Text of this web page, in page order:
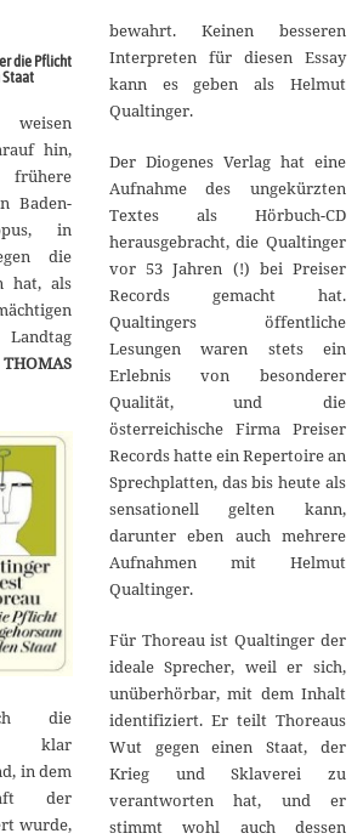
ä
z
2
0
1
die Pflicht
Staat
hin,
Baden-
in
die
hat, als
THOMAS
die
klar
in dem
der
wurde,
bewahrt. Keinen besseren
Interpreten für diesen Essay
kann es geben als Helmut
Qualtinger.
Der Diogenes Verlag hat eine
Aufnahme des ungekürzten
Textes als Hörbuch-CD
herausgebracht, die Qualtinger
vor 53 Jahren (!) bei Preiser
Records gemacht hat.
Qualtingers öffentliche
Lesungen waren stets ein
Erlebnis von besonderer
Qualität, und die
österreichische Firma Preiser
Records hatte ein Repertoire an
Sprechplatten, das bis heute als
sensationell gelten kann,
darunter eben auch mehrere
Aufnahmen mit Helmut
Qualtinger.
Für Thoreau ist Qualtinger der
ideale Sprecher, weil er sich,
unüberhörbar, mit dem Inhalt
identifiziert. Er teilt Thoreaus
Wut gegen einen Staat, der
Krieg und Sklaverei zu
verantworten hat, und er
stimmt wohl auch dessen